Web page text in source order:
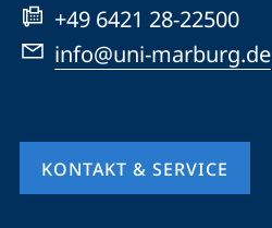
+49 6421 28-22500
info@uni-marburg.de
KONTAKT & SERVICE